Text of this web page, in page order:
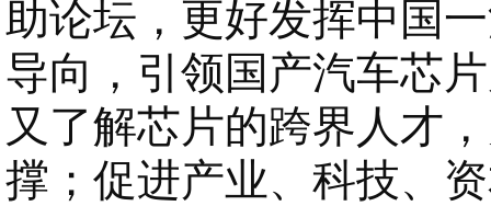
助论坛，更好发挥中国
导向，引领国产汽车芯
又了解芯片的跨界人才
撑；促进产业、科技、